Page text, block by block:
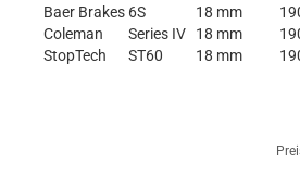
Baer Brakes 6S 18 mm
Coleman
Series IV 18 mm
StopTech
ST60 18 mm